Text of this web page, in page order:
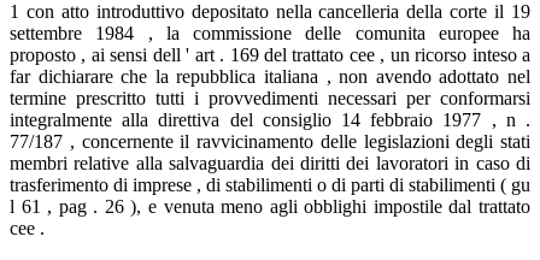
1 con atto introduttivo depositato nella cancelleria della corte il 19
settembre 1984 , la commissione delle comunita europee ha
proposto , ai sensi dell ' art . 169 del trattato cee , un ricorso inteso a
far dichiarare che la repubblica italiana , non avendo adottato nel
termine prescritto tutti i provvedimenti necessari per conformarsi
integralmente alla direttiva del consiglio 14 febbraio 1977 , n .
77/187 , concernente il ravvicinamento delle legislazioni degli stati
membri relative alla salvaguardia dei diritti dei lavoratori in caso di
trasferimento di imprese , di stabilimenti o di parti di stabilimenti ( gu
l 61 , pag . 26 ), e venuta meno agli obblighi impostile dal trattato
cee .